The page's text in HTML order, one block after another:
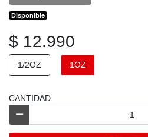
Disponible
$ 12.990
1/2OZ 1OZ
CANTIDAD